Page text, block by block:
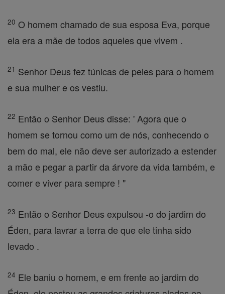
20 O homem chamado de sua esposa Eva, porque
ela era a mãe de todos aqueles que vivem .
21 Senhor Deus fez túnicas de peles para o homem
e sua mulher e os vestiu.
22 Então o Senhor Deus disse: ' Agora que o
homem se tornou como um de nós, conhecendo o
bem do mal, ele não deve ser autorizado a estender
a mão e pegar a partir da árvore da vida também, e
comer e viver para sempre ! "
23 Então o Senhor Deus expulsou -o do jardim do
Éden, para lavrar a terra de que ele tinha sido
levado .
24 Ele baniu o homem, e em frente ao jardim do